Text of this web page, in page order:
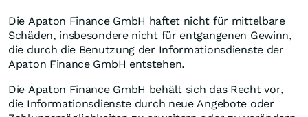
Die Apaton Finance GmbH haftet nicht für mittelbare
Schäden, insbesondere nicht für entgangenen Gewinn,
die durch die Benutzung der Informationsdienste der
Apaton Finance GmbH entstehen.
Die Apaton Finance GmbH behält sich das Recht vor,
die Informationsdienste durch neue Angebote oder